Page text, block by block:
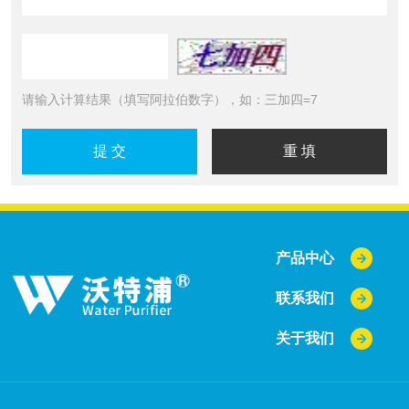
请输入计算结果（填写阿拉伯数字），如：三加四=7
产品中心
联系我们
关于我们